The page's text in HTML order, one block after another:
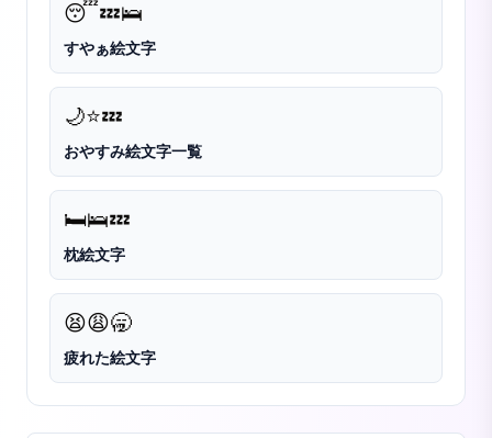
😴💤🛌
すやぁ絵文字
🌙⭐💤
おやすみ絵文字一覧
🛏️🛌💤
枕絵文字
😫😩🥱
疲れた絵文字